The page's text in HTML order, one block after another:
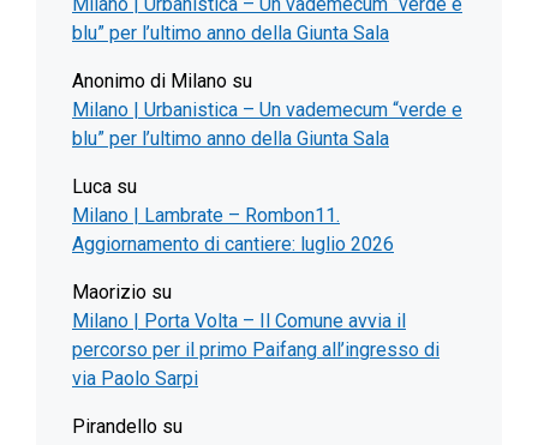
blu” per l’ultimo anno della Giunta Sala
Anonimo di Milano su
Milano | Urbanistica – Un vademecum “verde e
blu” per l’ultimo anno della Giunta Sala
Luca su
Milano | Lambrate – Rombon11.
Aggiornamento di cantiere: luglio 2026
Maorizio su
Milano | Porta Volta – Il Comune avvia il
percorso per il primo Paifang all’ingresso di
via Paolo Sarpi
Pirandello su